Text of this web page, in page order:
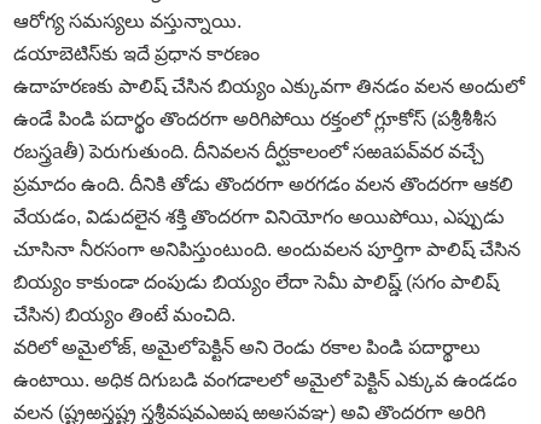
ఆరోగ్య సమస్యలు వస్తున్నాయి.
డయాబెటిస్‌కు ఇదే ప్రధాన కారణం
ఉదాహరణకు పాలిష్‌ చేసిన బియ్యం ఎక్కువగా తినడం వలన అందులో
ఉండే పిండి పదార్థం తొందరగా అరిగిపోయి రక్తంలో గ్లూకోస్‌ (పశ్రీశీశీస
రబస్త్రaతీ) పెరుగుతుంది. దీనివలన దీర్ఘకాలంలో సఱaపవ్‌వర వచ్చే
ప్రమాదం ఉంది. దీనికి తోడు తొందరగా అరగడం వలన తొందరగా ఆకలి
వేయడం, విడుదలైన శక్తి తొందరగా వినియోగం అయిపోయి, ఎప్పుడు
చూసినా నీరసంగా అనిపిస్తుంటుంది. అందువలన పూర్తిగా పాలిష్‌ చేసిన
బియ్యం కాకుండా దంపుడు బియ్యం లేదా సెమీ పాలిష్డ్‌ (సగం పాలిష్‌
చేసిన) బియ్యం తింటే మంచిది.
వరిలో అమైలోజ్‌, అమైలోపెక్టిన్‌ అని రెండు రకాల పిండి పదార్థాలు
ఉంటాయి. అధిక దిగుబడి వంగడాలలో అమైలో పెక్టిన్‌ ఎక్కువ ఉండడం
వలన (ష్ట్రఱస్త్రష్ట్ర స్త్రశ్రీవషవఎఱష ఱఅసవఞ) అవి తొందరగా అరిగి